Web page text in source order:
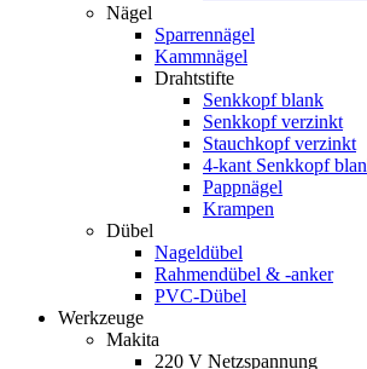
Nägel
Sparrennägel
Kammnägel
Drahtstifte
Senkkopf blank
Senkkopf verzinkt
Stauchkopf verzinkt
4-kant Senkkopf
Pappnägel
Krampen
Dübel
Nageldübel
Rahmendübel & -anker
PVC-Dübel
Werkzeuge
Makita
220 V Netzspannung